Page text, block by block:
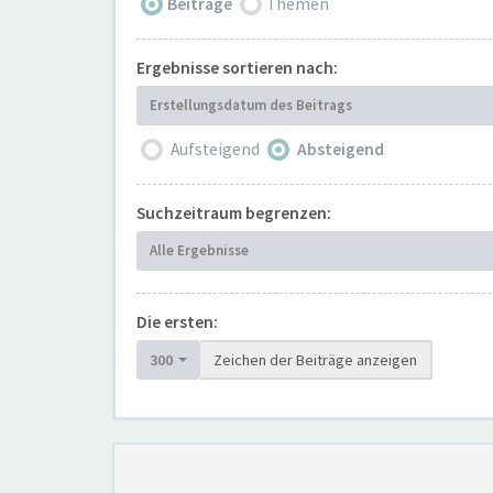
Ergebnisse sortieren nach:
Erstellungsdatum des Beitrags
Aufsteigend Absteigend
Suchzeitraum begrenzen:
Alle Ergebnisse
Die ersten:
300 Zeichen der Beiträge anzeigen